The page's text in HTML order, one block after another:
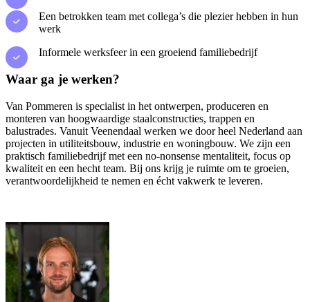
Een betrokken team met collega’s die plezier hebben in hun
werk
Informele werksfeer in een groeiend familiebedrijf
Waar ga je werken?
Van Pommeren is specialist in het ontwerpen, produceren en
monteren van hoogwaardige staalconstructies, trappen en
balustrades. Vanuit Veenendaal werken we door heel Nederland aan
projecten in utiliteitsbouw, industrie en woningbouw. We zijn een
praktisch familiebedrijf met een no-nonsense mentaliteit, focus op
kwaliteit en een hecht team. Bij ons krijg je ruimte om te groeien,
verantwoordelijkheid te nemen en écht vakwerk te leveren.